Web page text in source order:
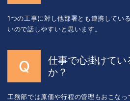
1つの工事に対し他部署とも連携してい
いので話しやすいと思います。
仕事で心掛けてい
か？
工務部では原価や行程の管理もおこな